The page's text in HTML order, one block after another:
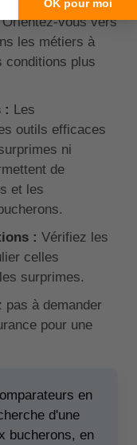
vous vers
les métiers à
conditions plus
: Les
outils efficaces
ni
de
et les
: Vérifiez les
celles
surprimes.
pas à demander
pour une
en
d'une
bucherons, en